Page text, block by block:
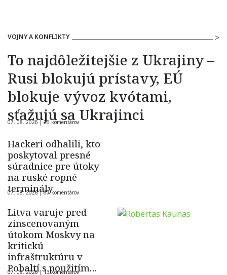
VOJNY A KONFLIKTY
To najdôležitejšie z Ukrajiny –
Rusi blokujú prístavy, EÚ
blokuje vývoz kvótami,
sťažujú sa Ukrajinci
07. 08. 2026 |26 komentárov
Hackeri odhalili, kto
poskytoval presné
súradnice pre útoky
na ruské ropné
terminály
07. 08. 2026 |67 komentárov
Litva varuje pred
zinscenovaným
útokom Moskvy na
kritickú
infraštruktúru v
Pobaltí s použitím
07. 08. 2026 |13 komentárov